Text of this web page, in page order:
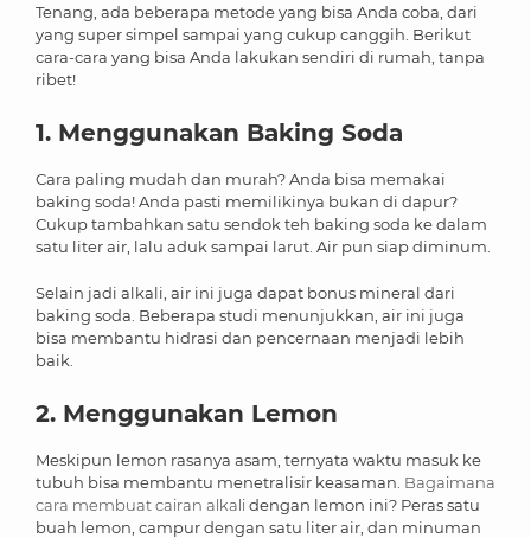
Tenang, ada beberapa metode yang bisa Anda coba, dari
yang super simpel sampai yang cukup canggih. Berikut
cara-cara yang bisa Anda lakukan sendiri di rumah, tanpa
ribet!
1. Menggunakan Baking Soda
Cara paling mudah dan murah? Anda bisa memakai
baking soda! Anda pasti memilikinya bukan di dapur?
Cukup tambahkan satu sendok teh baking soda ke dalam
satu liter air, lalu aduk sampai larut. Air pun siap diminum.
Selain jadi alkali, air ini juga dapat bonus mineral dari
baking soda. Beberapa studi menunjukkan, air ini juga
bisa membantu hidrasi dan pencernaan menjadi lebih
baik.
2. Menggunakan Lemon
Meskipun lemon rasanya asam, ternyata waktu masuk ke
tubuh bisa membantu menetralisir keasaman. Bagaimana
cara membuat cairan alkalidengan lemon ini? Peras satu
buah lemon, campur dengan satu liter air, dan minuman